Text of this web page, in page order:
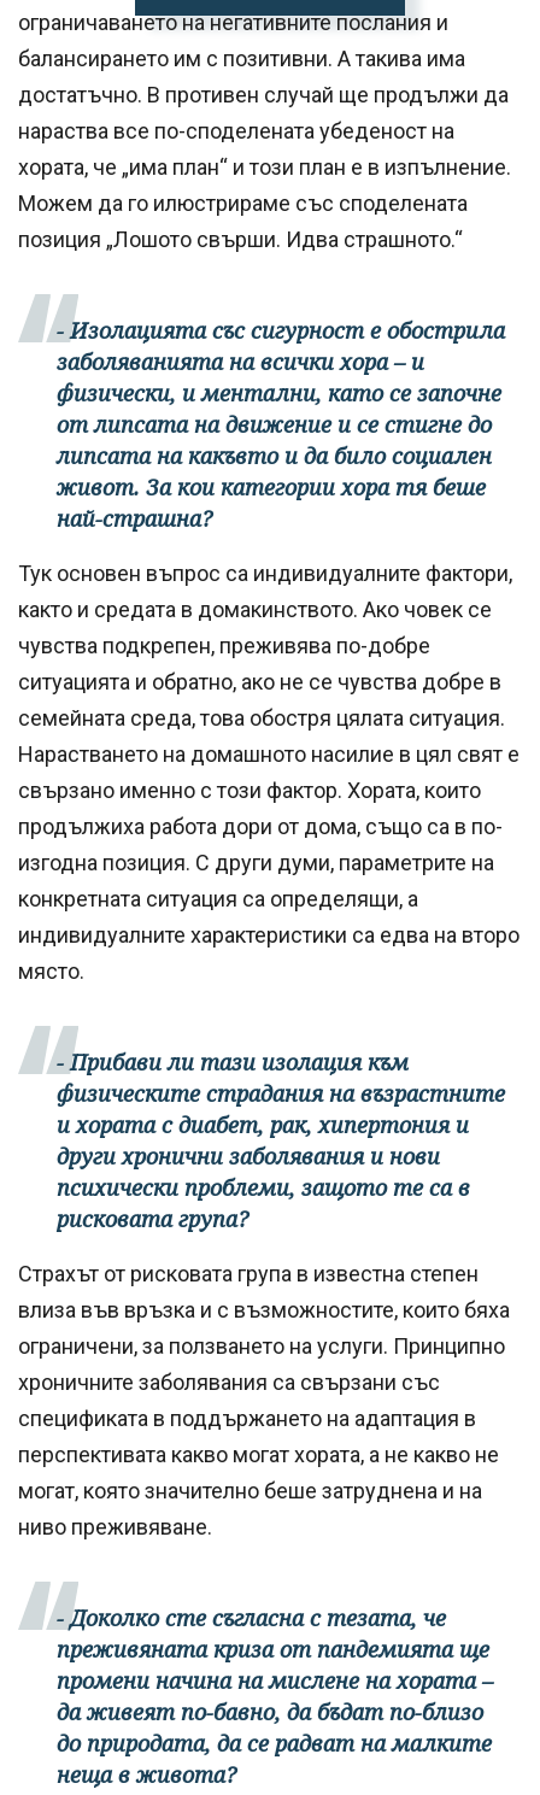
ограничаването на негативните послания и
балансирането им с позитивни. А такива има
достатъчно. В противен случай ще продължи да
нараства все по-споделената убеденост на
хората, че „има план“ и този план е в изпълнение.
Можем да го илюстрираме със споделената
позиция „Лошото свърши. Идва страшното.“
- Изолацията със сигурност е обострила
заболяванията на всички хора – и
физически, и ментални, като се започне
от липсата на движение и се стигне до
липсата на какъвто и да било социален
живот. За кои категории хора тя беше
най-страшна?
Тук основен въпрос са индивидуалните фактори,
както и средата в домакинството. Ако човек се
чувства подкрепен, преживява по-добре
ситуацията и обратно, ако не се чувства добре в
семейната среда, това обостря цялата ситуация.
Нарастването на домашното насилие в цял свят е
свързано именно с този фактор. Хората, които
продължиха работа дори от дома, също са в по-
изгодна позиция. С други думи, параметрите на
конкретната ситуация са определящи, а
индивидуалните характеристики са едва на второ
място.
- Прибави ли тази изолация към
физическите страдания на възрастните
и хората с диабет, рак, хипертония и
други хронични заболявания и нови
психически проблеми, защото те са в
рисковата група?
Страхът от рисковата група в известна степен
влиза във връзка и с възможностите, които бяха
ограничени, за ползването на услуги. Принципно
хроничните заболявания са свързани със
спецификата в поддържането на адаптация в
перспективата какво могат хората, а не какво не
могат, която значително беше затруднена и на
ниво преживяване.
- Доколко сте съгласна с тезата, че
преживяната криза от пандемията ще
промени начина на мислене на хората –
да живеят по-бавно, да бъдат по-близо
до природата, да се радват на малките
неща в живота?